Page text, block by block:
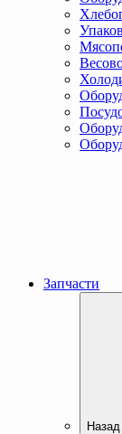
Запчасти
Назад